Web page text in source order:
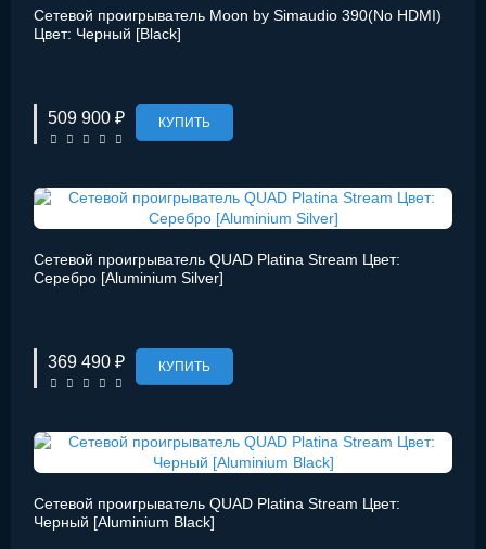
Сетевой проигрыватель Moon by Simaudio 390(No HDMI)
Цвет: Черный [Black]
509 900 ₽ КУПИТЬ
Сетевой проигрыватель QUAD Platina Stream Цвет:
Серебро [Aluminium Silver]
369 490 ₽ КУПИТЬ
Сетевой проигрыватель QUAD Platina Stream Цвет:
Черный [Aluminium Black]